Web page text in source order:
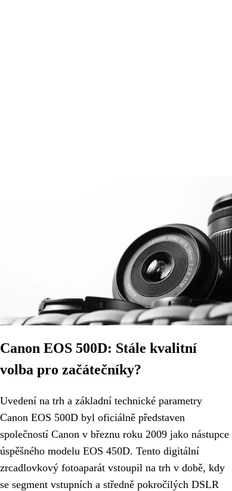
Canon EOS 500D: Stále kvalitní
volba pro začátečníky?
Uvedení na trh a základní technické parametry
Canon EOS 500D byl oficiálně představen
společností Canon v březnu roku 2009 jako nástupce
úspěšného modelu EOS 450D. Tento digitální
zrcadlovkový fotoaparát vstoupil na trh v době, kdy
se segment vstupních a středně pokročilých DSLR